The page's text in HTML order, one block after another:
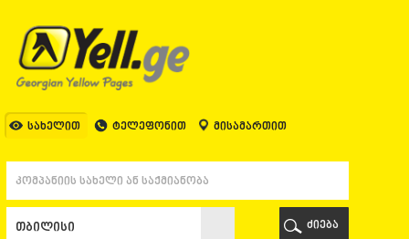
სახელით ტელეფონით მისამართით
ᲗᲑᲘᲚᲘᲡᲘ
ᲗᲑᲘᲚᲘᲡᲘ
ᲐᲤᲮᲐᲖᲔᲗᲘ
ᲒᲐᲚᲘ
ᲑᲐᲗᲣᲛᲘ
ᲥᲝᲑᲣᲚᲔᲗᲘ
ᲨᲣᲐᲮᲔᲕᲘ
ᲩᲐᲥᲕᲘ
ძიება